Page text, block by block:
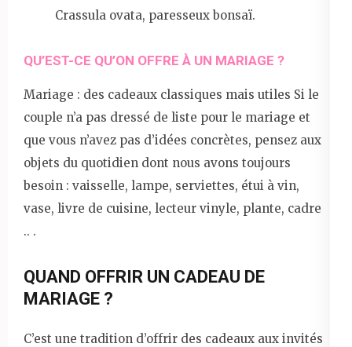
Crassula ovata, paresseux bonsaï.
QU’EST-CE QU’ON OFFRE À UN MARIAGE ?
Mariage : des cadeaux classiques mais utiles Si le
couple n’a pas dressé de liste pour le mariage et
que vous n’avez pas d’idées concrètes, pensez aux
objets du quotidien dont nous avons toujours
besoin : vaisselle, lampe, serviettes, étui à vin,
vase, livre de cuisine, lecteur vinyle, plante, cadre
.. .
QUAND OFFRIR UN CADEAU DE
MARIAGE ?
C’est une tradition d’offrir des cadeaux aux invités